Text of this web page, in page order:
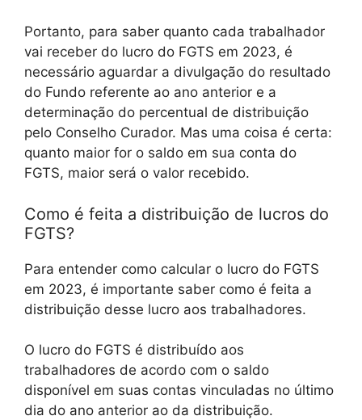
Portanto, para saber quanto cada trabalhador
vai receber do lucro do FGTS em 2023, é
necessário aguardar a divulgação do resultado
do Fundo referente ao ano anterior e a
determinação do percentual de distribuição
pelo Conselho Curador. Mas uma coisa é certa:
quanto maior for o saldo em sua conta do
FGTS, maior será o valor recebido.
Como é feita a distribuição de lucros do
FGTS?
Para entender como calcular o lucro do FGTS
em 2023, é importante saber como é feita a
distribuição desse lucro aos trabalhadores.
O lucro do FGTS é distribuído aos
trabalhadores de acordo com o saldo
disponível em suas contas vinculadas no último
dia do ano anterior ao da distribuição.